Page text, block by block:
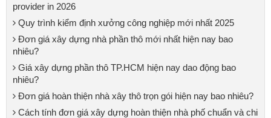
provider in 2026
Quy trình kiểm định xưởng công nghiệp mới nhất 2025
Đơn giá xây dựng nhà phần thô mới nhất hiện nay bao
nhiêu?
Giá xây dựng phần thô TP.HCM hiện nay dao động bao
nhiêu?
Đơn giá hoàn thiện nhà xây thô trọn gói hiện nay bao nhiêu?
Cách tính đơn giá xây dựng hoàn thiện nhà phố chuẩn và chi